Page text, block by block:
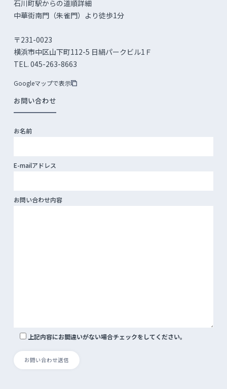
石川町駅からの道順詳細
中華街南門（朱雀門）より徒歩1分
〒231-0023
横浜市中区山下町112-5 日絹パークビル1Ｆ
TEL. 045-263-8663
Googleマップで表示
お問い合わせ
お名前
E-mailアドレス
お問い合わせ内容
上記内容にお間違いがない場合チェックをしてください。